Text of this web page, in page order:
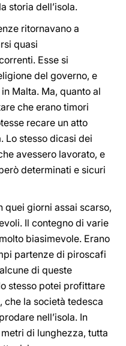
storia dell’isola.
ritornavano a
quasi
Esse si
del governo, e
Malta. Ma, quanto al
che erano timori
recare un atto
Lo stesso dicasi dei
avessero lavorato, e
determinati e sicuri
giorni assai scarso,
Il contegno di varie
biasimevole. Erano
partenze di piroscafi
di queste
stesso potei profittare
che la società tedesca
nell’isola. In
di lunghezza, tutta